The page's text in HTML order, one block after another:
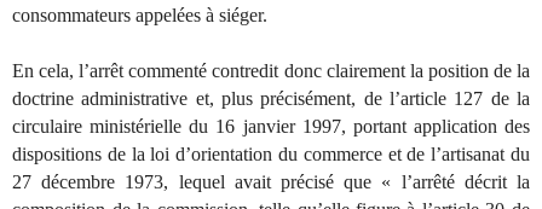
consommateurs appelées à siéger.
En cela, l’arrêt commenté contredit donc clairement la position de la
doctrine administrative et, plus précisément, de l’article 127 de la
circulaire ministérielle du 16 janvier 1997, portant application des
dispositions de la loi d’orientation du commerce et de l’artisanat du
27 décembre 1973, lequel avait précisé que « l’arrêté décrit la